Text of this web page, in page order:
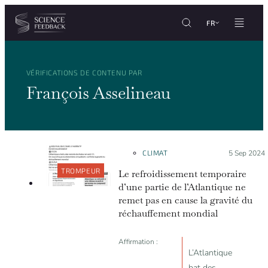
Personnaliser les paramètres de vos cookies
Aller au contenu
FR
VÉRIFICATIONS DE CONTENU PAR
François Asselineau
TROMPEUR
CLIMAT Posté le :
5 Sep 2024
Le refroidissement temporaire
d’une partie de l’Atlantique ne
remet pas en cause la gravité du
réchauffement mondial
Affirmation :
L’Atlantique